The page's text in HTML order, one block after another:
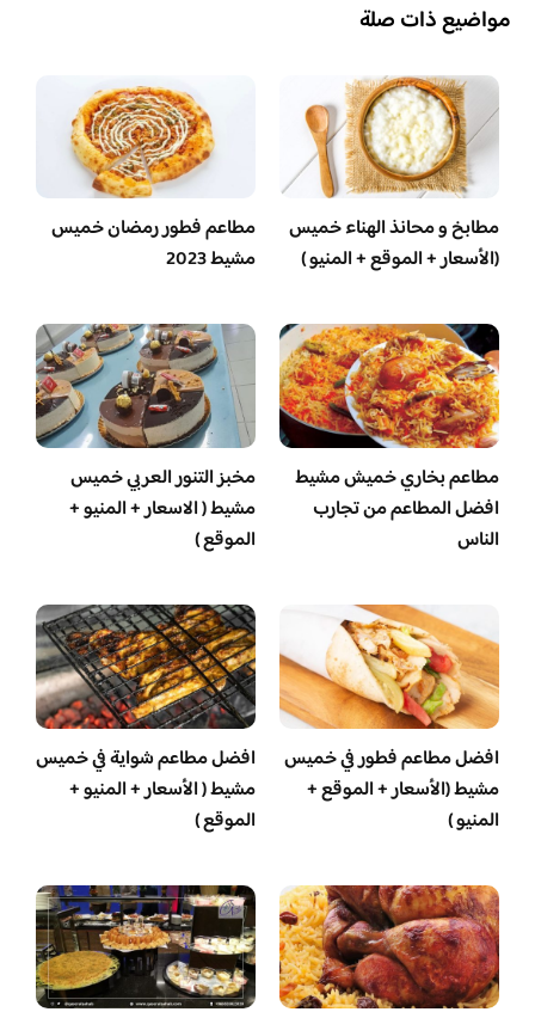
مواضيع ذات صلة
مطابخ و محانذ الهناء خميس
(الأسعار + الموقع + المنيو )
مطاعم فطور رمضان خميس
مشيط 2023
مطاعم بخاري خميش مشيط
افضل المطاعم من تجارب
الناس
مخبز التنور العربي خميس
مشيط ( الاسعار + المنيو +
الموقع )
افضل مطاعم فطور في خميس
مشيط (الأسعار + الموقع +
المنيو )
افضل مطاعم شواية في خميس
مشيط ( الأسعار + المنيو +
الموقع )